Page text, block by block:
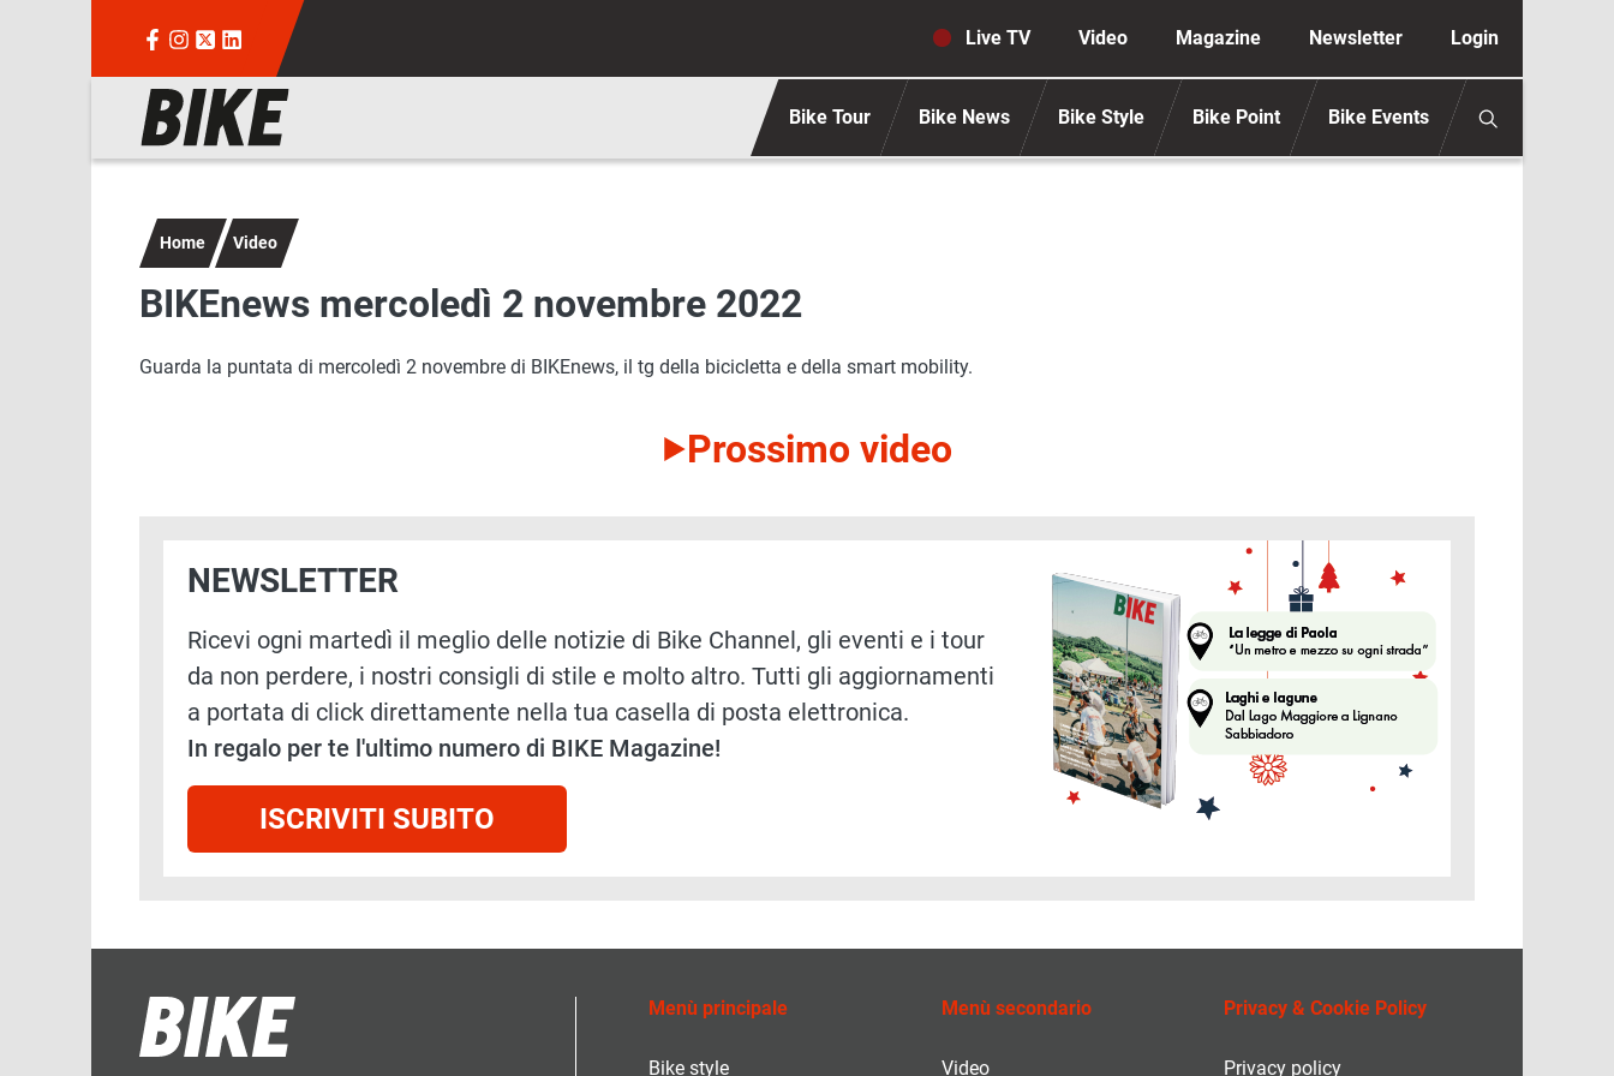
Navigazione secondaria anonimo
Live TV Video Magazine Newsletter Login
Navigazione principale Bike Tour Bike News Bike Style Bike Point Bike Events
Home Video
BIKEnews mercoledì 2 novembre 2022
Guarda la puntata di mercoledì 2 novembre di BIKEnews, il tg della bicicletta e della smart mobility.
Prossimo video
NEWSLETTER
Ricevi ogni martedì il meglio delle notizie di Bike Channel, gli eventi e i tour
da non perdere, i nostri consigli di stile e molto altro. Tutti gli aggiornamenti
a portata di click direttamente nella tua casella di posta elettronica.
In regalo per te l'ultimo numero di BIKE Magazine!
ISCRIVITI SUBITO
Menù principale
Bike style
Menù secondario
Video
Privacy & Cookie Policy
Privacy policy